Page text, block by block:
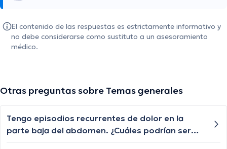
El contenido de las respuestas es estrictamente informativo y
no debe considerarse como sustituto a un asesoramiento
médico.
Otras preguntas sobre Temas generales
Tengo episodios recurrentes de dolor en la
parte baja del abdomen. ¿Cuáles podrían ser